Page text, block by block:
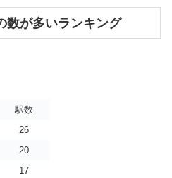
数が多いランキング
駅数
26
20
17